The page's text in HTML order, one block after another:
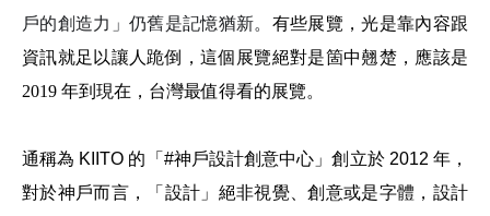
戶的創造力」仍舊是記憶猶新。 有些展覽，光是靠內容跟
資訊就足以讓人跪倒，這個展覽絕對是箇中翹楚，應該是
2019 年到現在，台灣最值得看的展覽。
通稱為 KIITO 的「#神戶設計創意中心」創立於 2012 年，
對於神戶而言，「設計」絕非視覺、創意或是字體，設計